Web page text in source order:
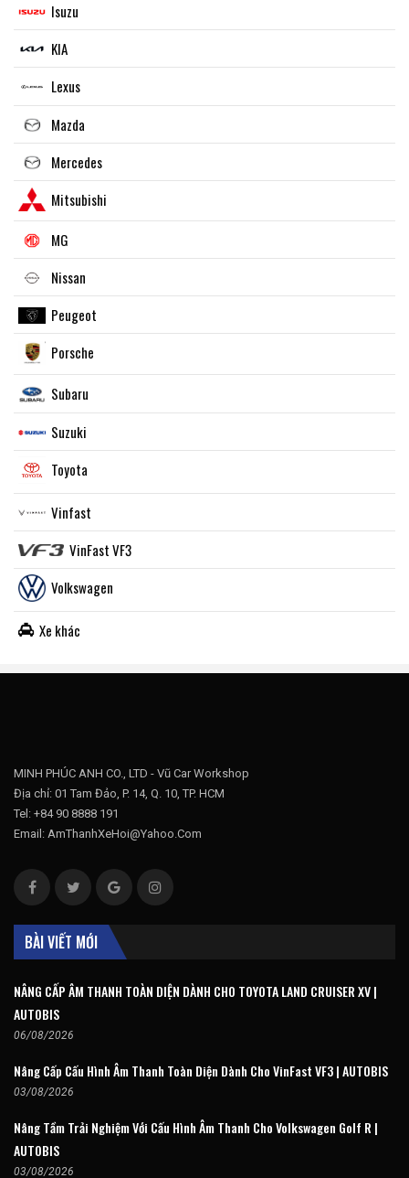
Isuzu
KIA
Lexus
Mazda
Mercedes
Mitsubishi
MG
Nissan
Peugeot
Porsche
Subaru
Suzuki
Toyota
Vinfast
VinFast VF3
Volkswagen
Xe khác
MINH PHÚC ANH CO., LTD - Vũ Car Workshop
Địa chỉ: 01 Tam Đảo, P. 14, Q. 10, TP. HCM
Tel: +84 90 8888 191
Email: AmThanhXeHoi@Yahoo.Com
BÀI VIẾT MỚI
NÂNG CẤP ÂM THANH TOÀN DIỆN DÀNH CHO TOYOTA LAND CRUISER XV |
AUTOBIS
06/08/2026
Nâng Cấp Cấu Hình Âm Thanh Toàn Diện Dành Cho VinFast VF3 | AUTOBIS
03/08/2026
Nâng Tầm Trải Nghiệm Với Cấu Hình Âm Thanh Cho Volkswagen Golf R |
AUTOBIS
03/08/2026